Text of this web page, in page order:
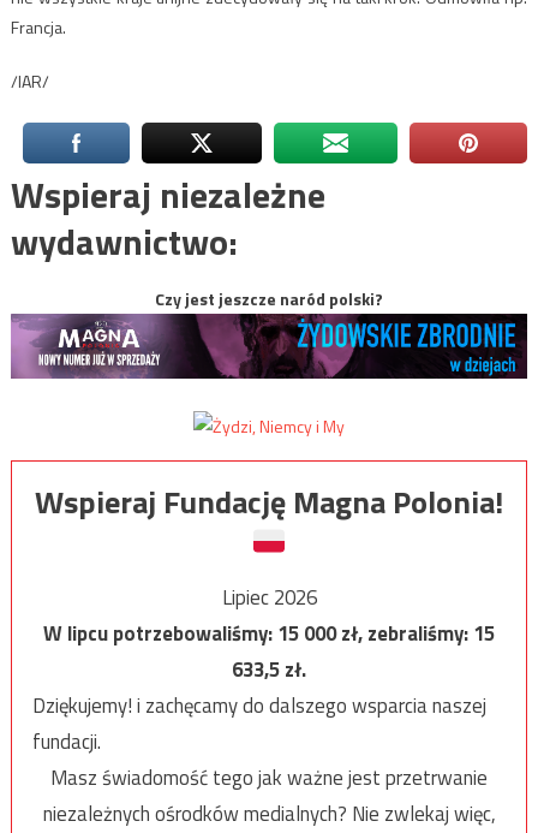
Francja.
/IAR/
Wspieraj niezależne
wydawnictwo:
Czy jest jeszcze naród polski?
Wspieraj Fundację Magna Polonia!
Lipiec 2026
W lipcu potrzebowaliśmy:15 000zł, zebraliśmy:15
633,5zł.
Dziękujemy! i zachęcamy do dalszego wsparcia naszej
fundacji.
Masz świadomość tego jak ważne jest przetrwanie
niezależnych ośrodków medialnych? Nie zwlekaj więc,